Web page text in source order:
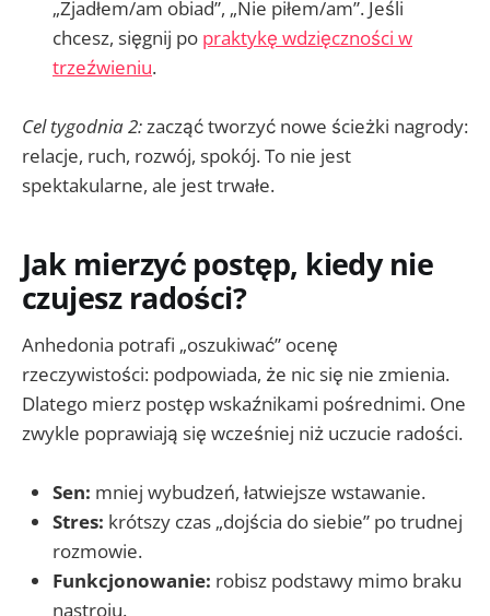
„Zjadłem/am obiad”, „Nie piłem/am”. Jeśli
chcesz, sięgnij po praktykę wdzięczności w
trzeźwieniu.
Cel tygodnia 2:zacząć tworzyć nowe ścieżki nagrody:
relacje, ruch, rozwój, spokój. To nie jest
spektakularne, ale jest trwałe.
Jak mierzyć postęp, kiedy nie
czujesz radości?
Anhedonia potrafi „oszukiwać” ocenę
rzeczywistości: podpowiada, że nic się nie zmienia.
Dlatego mierz postęp wskaźnikami pośrednimi. One
zwykle poprawiają się wcześniej niż uczucie radości.
Sen: mniej wybudzeń, łatwiejsze wstawanie.
Stres: krótszy czas „dojścia do siebie” po trudnej
rozmowie.
Funkcjonowanie: robisz podstawy mimo braku
nastroju.